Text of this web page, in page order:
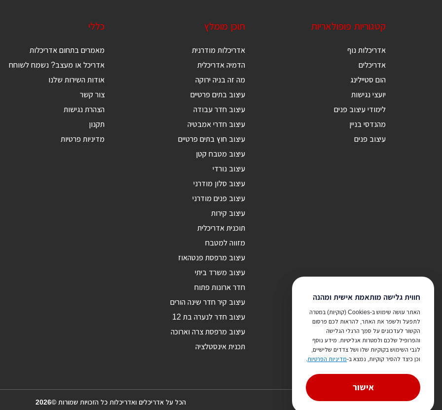
חווית גלישה מותאמת אישית ומהנה
האתר עושה שימוש ב-Cookies (קוקיות) במטרה
לתפעל ולשפר את האתר, להראות לכם פרסום
הקשור לעדכונים על סמך הרגלי הגלישה
והפרופיל שלכם ולמטרות אנליטיות. מידע נוסף
לגבי השימוש בקוקיות שלו ושל צדדים שלישיים,
וכן כיצד להסיר קוקיות, נמצא ב-מדיניות הפרטיות.
אישור
קטגוריות פופולאריות
אדריכלות נוף
אדריכלים
הום סטיילינג
יועצי נגישות
לימודי עיצוב פנים
מהנדסי בניין
עיצוב פנים
תוכן מומלץ
אדריכלות מודרנית
הדמיה אדריכלית
מה זה בניה ירוקה
עיצוב בתים פרטיים
עיצוב חדר עבודה
עיצוב חדרי אמבטיה
עיצוב חוץ בתים פרטיים
עיצוב מטבח קטן
עיצוב נורדי
עיצוב סלון מודרני
עיצוב פנים מודרני
עיצוב קירות
תוכנית אדריכלית
מזווה למטבח
עיצוב מרפסת פנטהאוז
עיצוב משרד ביתי
חדר ארונות פתוח
עיצוב קיר חדר שינה הורים
עיצוב חדר לנערה בת 12
עיצוב מרפסת צרה וארוכה
תכנית אינסטלציה
כללי
מאמרים בתחום אדריכלות
אדריכל או מעצב? נשמח לשוחח
אודות השירות שלנו
צור קשר
הצהרת נגישות
תקנון
מדיניות פרטיות
הכל על אדריכלים ואדריכלות כל הזכויות שמורות ©2026